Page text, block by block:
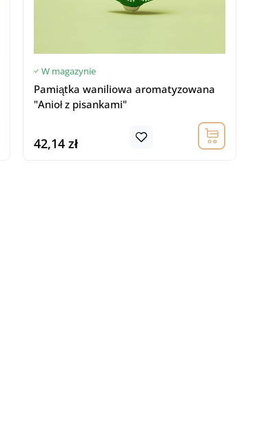
W magazynie
Pamiątka waniliowa aromatyzowana
"Anioł z pisankami"
42,14 zł